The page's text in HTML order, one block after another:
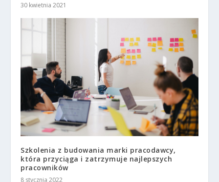
30 kwietnia 2021
Szkolenia z budowania marki pracodawcy,
która przyciąga i zatrzymuje najlepszych
pracowników
8 stycznia 2022